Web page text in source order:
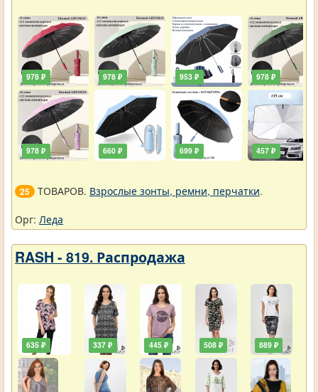
978 ₽
978 ₽
978 ₽
660 ₽
953 ₽
699 ₽
978 ₽
457 ₽
25 ТОВАРОВ. Взрослые зонты, ремни, перчатки.
Орг: Леда
RASH - 819. Распродажа
635 ₽ 337 ₽ 445 ₽ 508 ₽ 889 ₽